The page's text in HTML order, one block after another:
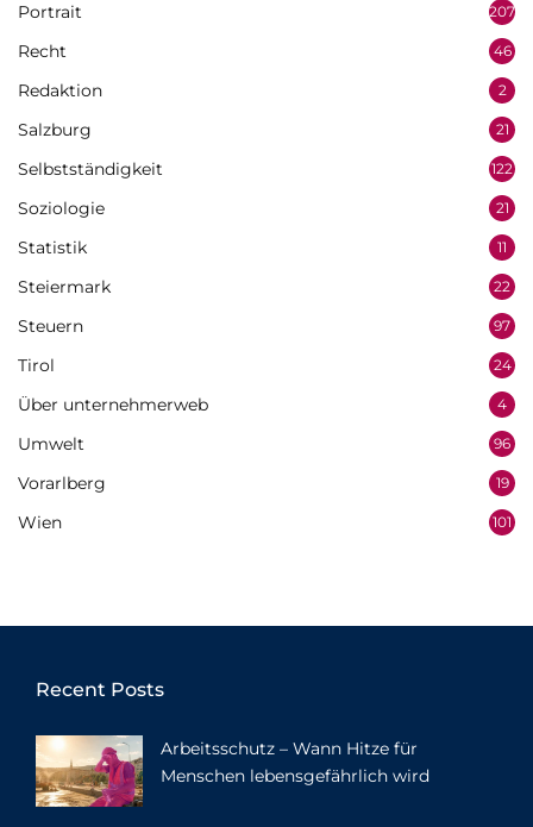
Portrait 207
Recht 46
Redaktion 2
Salzburg 21
Selbstständigkeit 122
Soziologie 21
Statistik 11
Steiermark 22
Steuern 97
Tirol 24
Über unternehmerweb 4
Umwelt 96
Vorarlberg 19
Wien 101
Recent Posts
Arbeitsschutz – Wann Hitze für
Menschen lebensgefährlich wird